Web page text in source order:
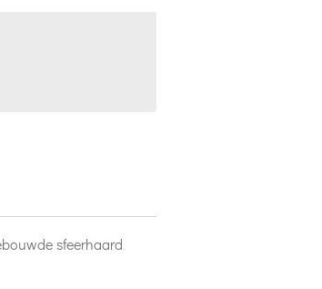
sfeerhaard